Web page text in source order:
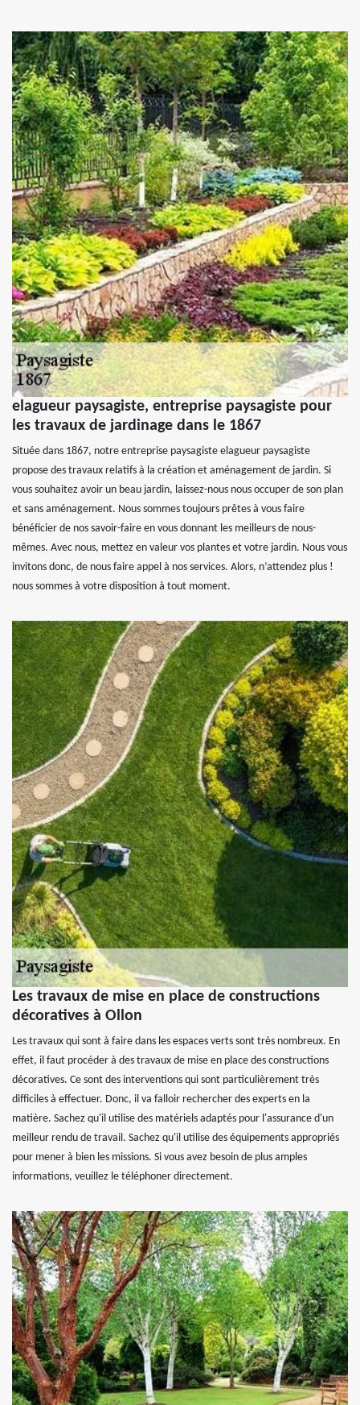
elagueur paysagiste, entreprise paysagiste pour
les travaux de jardinage dans le 1867
Située dans 1867, notre entreprise paysagiste elagueur paysagiste
propose des travaux relatifs à la création et aménagement de jardin. Si
vous souhaitez avoir un beau jardin, laissez-nous nous occuper de son plan
et sans aménagement. Nous sommes toujours prêtes à vous faire
bénéficier de nos savoir-faire en vous donnant les meilleurs de nous-
mêmes. Avec nous, mettez en valeur vos plantes et votre jardin. Nous vous
invitons donc, de nous faire appel à nos services. Alors, n’attendez plus !
nous sommes à votre disposition à tout moment.
Les travaux de mise en place de constructions
décoratives à Ollon
Les travaux qui sont à faire dans les espaces verts sont très nombreux. En
effet, il faut procéder à des travaux de mise en place des constructions
décoratives. Ce sont des interventions qui sont particulièrement très
difficiles à effectuer. Donc, il va falloir rechercher des experts en la
matière. Sachez qu'il utilise des matériels adaptés pour l'assurance d'un
meilleur rendu de travail. Sachez qu'il utilise des équipements appropriés
pour mener à bien les missions. Si vous avez besoin de plus amples
informations, veuillez le téléphoner directement.